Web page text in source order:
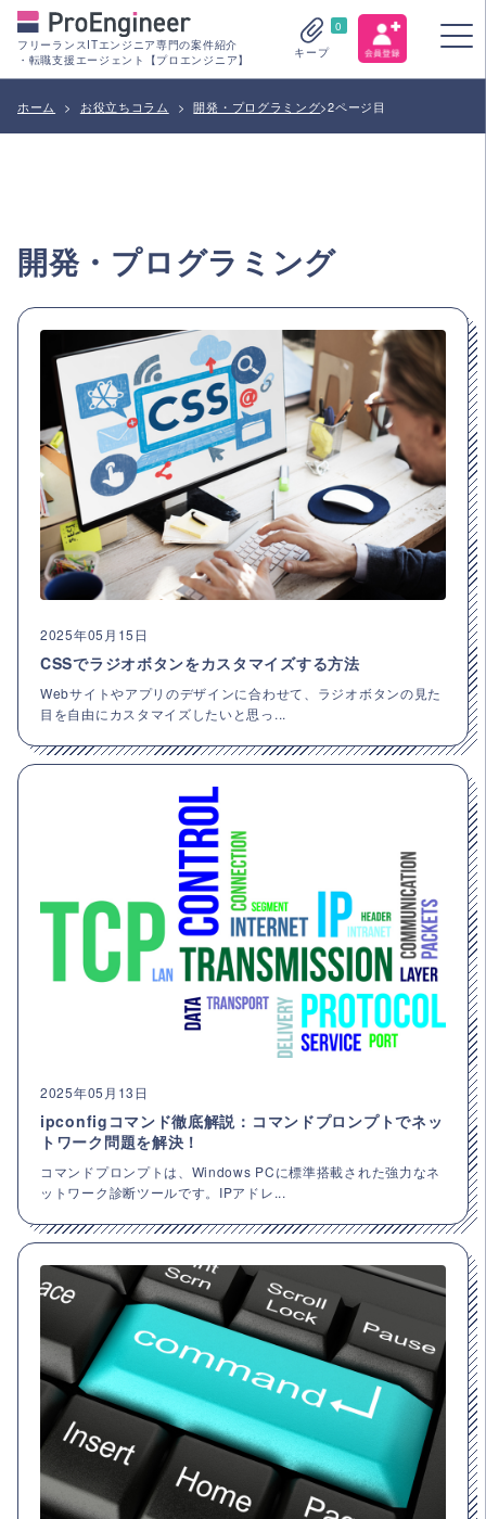
フリーランスITエンジニア専門の案件紹介
・転職支援エージェント【プロエンジニア】
0
キープ
ホーム > お役立ちコラム > 開発・プログラミング>2ページ目
開発・プログラミング
2025年05月15日
CSSでラジオボタンをカスタマイズする方法
Webサイトやアプリのデザインに合わせて、ラジオボタンの見た
目を自由にカスタマイズしたいと思っ...
2025年05月13日
ipconfigコマンド徹底解説：コマンドプロンプトでネッ
トワーク問題を解決！
コマンドプロンプトは、Windows PCに標準搭載された強力なネ
ットワーク診断ツールです。IPアドレ...